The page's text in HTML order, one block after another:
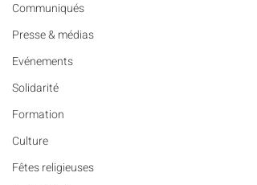
Communiqués
Presse & médias
Evénements
Solidarité
Formation
Culture
Fêtes religieuses